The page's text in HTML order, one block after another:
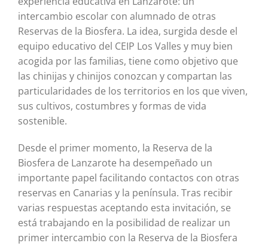
intercambio escolar con alumnado de otras
Reservas de la Biosfera. La idea, surgida desde el
equipo educativo del CEIP Los Valles y muy bien
acogida por las familias, tiene como objetivo que
las chinijas y chinijos conozcan y compartan las
particularidades de los territorios en los que viven,
sus cultivos, costumbres y formas de vida
sostenible.
Desde el primer momento, la Reserva de la
Biosfera de Lanzarote ha desempeñado un
importante papel facilitando contactos con otras
reservas en Canarias y la península. Tras recibir
varias respuestas aceptando esta invitación, se
está trabajando en la posibilidad de realizar un
primer intercambio con la Reserva de la Biosfera